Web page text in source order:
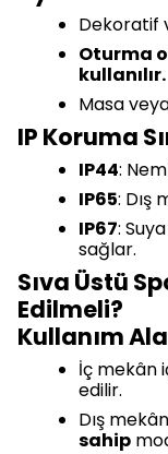
Dekoratif
Oturma
kullanılır.
Masa
IP Koruma
IP44:
IP65: Dış
IP67:
sağlar.
Sıva Üstü
Edilmeli?
Kullanım
İç mekân
edilir.
Dış
sahip